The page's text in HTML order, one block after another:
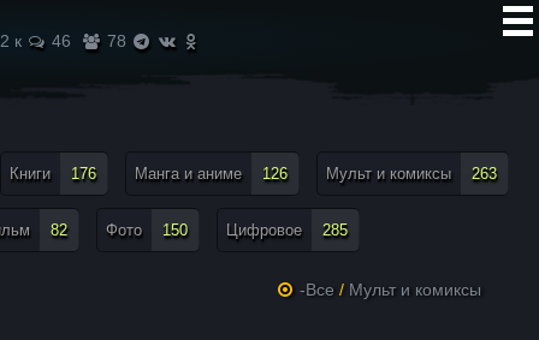
2 к 46 78
Книги 176 Манга и аниме 126 Мульт и комиксы 263
82 Фото 150 Цифровое 285
-Все / Мульт и комиксы